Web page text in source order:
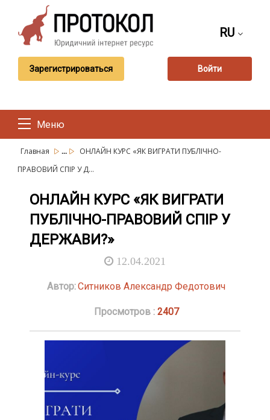
RU
Зарегистрироваться Войти
Меню
Главная ...
ОНЛАЙН КУРС «ЯК ВИГРАТИ ПУБЛІЧНО-
ПРАВОВИЙ СПІР У Д...
ОНЛАЙН КУРС «ЯК ВИГРАТИ
ПУБЛІЧНО-ПРАВОВИЙ СПІР У
ДЕРЖАВИ?»
12.04.2021
Автор:Ситников Александр Федотович
Просмотров : 2407